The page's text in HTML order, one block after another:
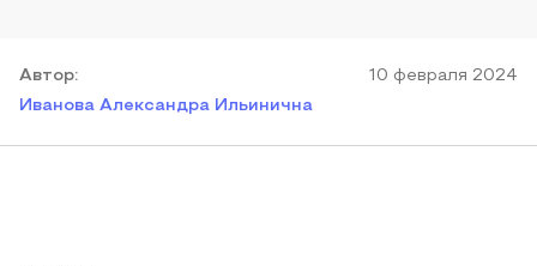
Автор:
Иванова Александра Ильинична
10 февраля 2024